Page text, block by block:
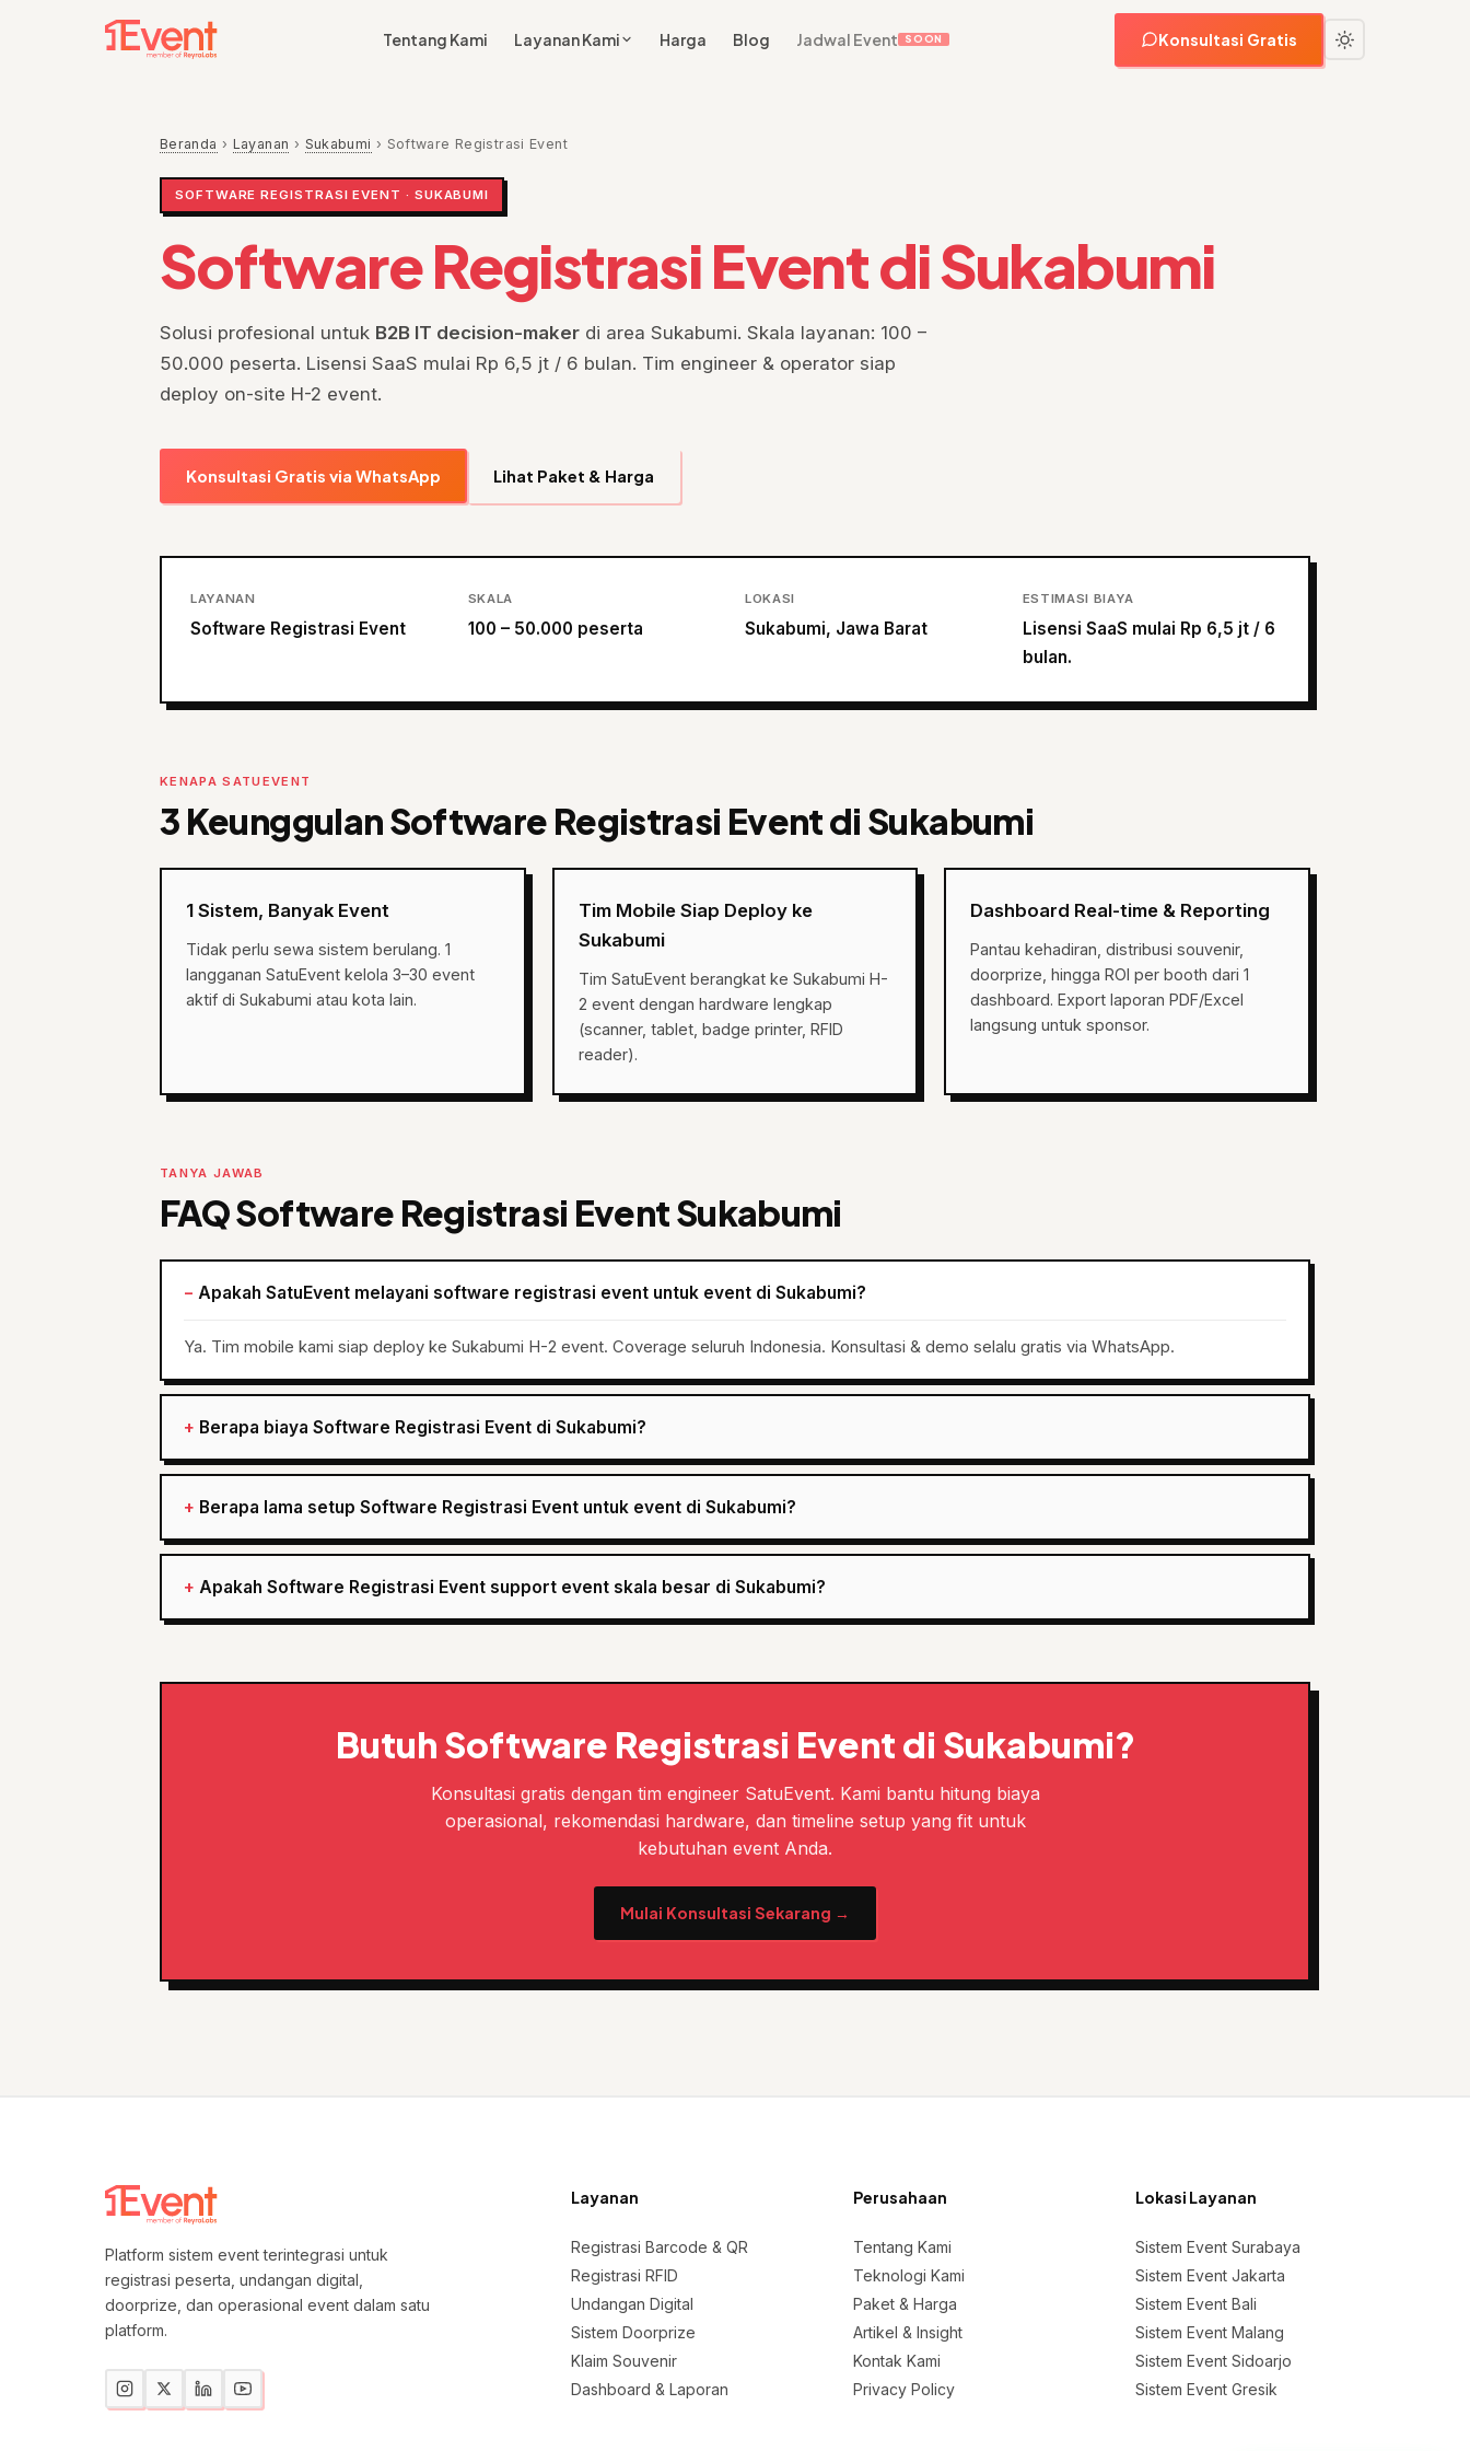
Tentang Kami Layanan Kami Harga Blog Jadwal Event SOON Konsultasi Gratis
Beranda › Layanan › Sukabumi › Software Registrasi Event
SOFTWARE REGISTRASI EVENT · SUKABUMI
Software Registrasi Event di Sukabumi
Solusi profesional untuk B2B IT decision-maker di area Sukabumi. Skala layanan: 100 –
50.000 peserta. Lisensi SaaS mulai Rp 6,5 jt / 6 bulan. Tim engineer & operator siap
deploy on-site H-2 event.
Konsultasi Gratis via WhatsApp Lihat Paket & Harga
LAYANAN
Software Registrasi Event
SKALA
100 – 50.000 peserta
LOKASI
Sukabumi, Jawa Barat
ESTIMASI BIAYA
Lisensi SaaS mulai Rp 6,5 jt / 6
bulan.
KENAPA SATUEVENT
3 Keunggulan Software Registrasi Event di Sukabumi
1 Sistem, Banyak Event
Tidak perlu sewa sistem berulang. 1
langganan SatuEvent kelola 3–30 event
aktif di Sukabumi atau kota lain.
Tim Mobile Siap Deploy ke
Sukabumi
Tim SatuEvent berangkat ke Sukabumi H-
2 event dengan hardware lengkap
(scanner, tablet, badge printer, RFID
reader).
Dashboard Real-time & Reporting
Pantau kehadiran, distribusi souvenir,
doorprize, hingga ROI per booth dari 1
dashboard. Export laporan PDF/Excel
langsung untuk sponsor.
TANYA JAWAB
FAQ Software Registrasi Event Sukabumi
Apakah SatuEvent melayani software registrasi event untuk event di Sukabumi?
Ya. Tim mobile kami siap deploy ke Sukabumi H-2 event. Coverage seluruh Indonesia. Konsultasi & demo selalu gratis via WhatsApp.
Berapa biaya Software Registrasi Event di Sukabumi?
Berapa lama setup Software Registrasi Event untuk event di Sukabumi?
Apakah Software Registrasi Event support event skala besar di Sukabumi?
Butuh Software Registrasi Event di Sukabumi?
Konsultasi gratis dengan tim engineer SatuEvent. Kami bantu hitung biaya
operasional, rekomendasi hardware, dan timeline setup yang fit untuk
kebutuhan event Anda.
Mulai Konsultasi Sekarang →
Platform sistem event terintegrasi untuk
registrasi peserta, undangan digital,
doorprize, dan operasional event dalam satu
platform.
Layanan
Registrasi Barcode & QR
Registrasi RFID
Undangan Digital
Sistem Doorprize
Klaim Souvenir
Dashboard & Laporan
Perusahaan
Tentang Kami
Teknologi Kami
Paket & Harga
Artikel & Insight
Kontak Kami
Privacy Policy
Lokasi Layanan
Sistem Event Surabaya
Sistem Event Jakarta
Sistem Event Bali
Sistem Event Malang
Sistem Event Sidoarjo
Sistem Event Gresik